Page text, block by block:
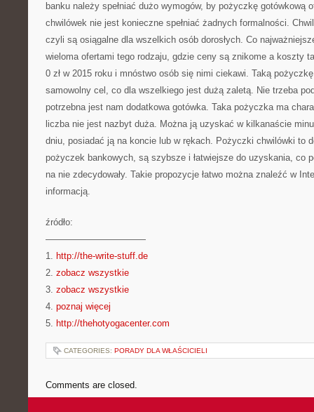
banku należy spełniać dużo wymogów, by pożyczkę gotówkową
chwilówek nie jest konieczne spełniać żadnych formalności.
czyli są osiągalne dla wszelkich osób dorosłych. Co
wieloma ofertami tego rodzaju, gdzie ceny są znikome a koszty
0 zł w 2015 roku i mnóstwo osób się nimi ciekawi. Taką
samowolny cel, co dla wszelkiego jest dużą zaletą. Nie trzeba
potrzebna jest nam dodatkowa gotówka. Taka pożyczka ma
liczba nie jest nazbyt duża. Można ją uzyskać w kilkanaście
dniu, posiadać ją na koncie lub w rękach. Pożyczki chwilówki to
pożyczek bankowych, są szybsze i łatwiejsze do uzyskania, co
na nie zdecydowały. Takie propozycje łatwo można znaleźć w
informacją.
źródło:
———————————
1. http://the-write-stuff.de
2. zobacz wszystkie
3. zobacz wszystkie
4. poznaj więcej
5. http://thehotyogacenter.com
CATEGORIES: PORADY DLA WŁAŚCICIELI
Comments are closed.